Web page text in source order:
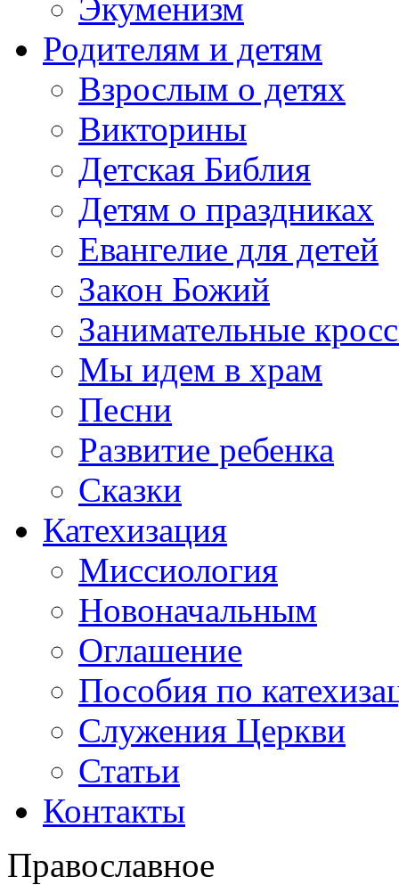
Экуменизм
Родителям и детям
Взрослым о детях
Викторины
Детская Библия
Детям о праздниках
Евангелие для детей
Закон Божий
Занимательные
Мы идем в храм
Песни
Развитие ребенка
Сказки
Катехизация
Миссиология
Новоначальным
Оглашение
Пособия по
Служения Церкви
Статьи
Контакты
Православное